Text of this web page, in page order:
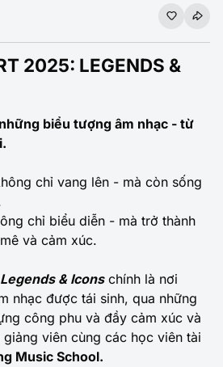
2025: LEGENDS &
biểu tượng âm nhạc - từ
chỉ vang lên - mà còn sống
chỉ biểu diễn - mà trở thành
và cảm xúc.
& Iconschính là nơi
nhạc được tái sinh, qua những
công phu và đầy cảm xúc và
viên cùng các học viên tài
Music School.